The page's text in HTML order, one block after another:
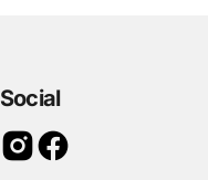
Social